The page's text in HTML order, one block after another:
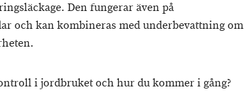
Den fungerar även på
och kan kombineras med underbevattning om
i jordbruket och hur du kommer i gång?